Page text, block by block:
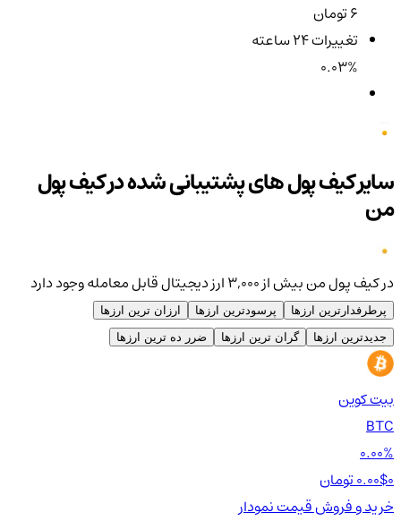
تغییرات ۲۴ ساعته
0.03%
سایر کیف پول های پشتیبانی شده در کیف پول
من
در کیف پول من بیش از ۳,۰۰۰ ارز دیجیتال قابل معامله وجود دارد
پرطرفدارترین ارزها پرسودترین ارزها
ارزان ترین ارزها
جدیدترین ارزها
گران ترین ارزها ضرر ده ترین ارزها
بیت کوین
BTC
0.00%
0.00$
خرید و فروشقیمتنمودار